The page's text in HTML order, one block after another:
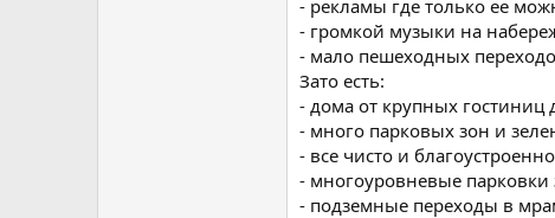
- рекламы где только ее
- громкой музыки на
- мало пешеходных
Зато есть:
- дома от крупных гостиниц
- много парковых зон и
- все чисто и
- многоуровневые парковки
- подземные переходы в